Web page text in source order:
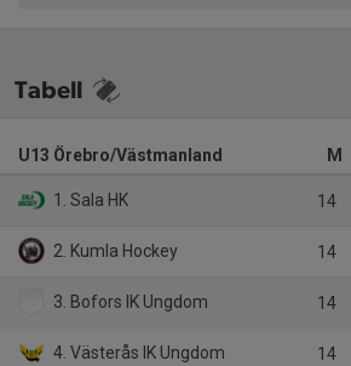
Tabell
U13 Örebro/Västmanland M
1. Sala HK 14
2. Kumla Hockey 14
3. Bofors IK Ungdom 14
4. Västerås IK Ungdom 14